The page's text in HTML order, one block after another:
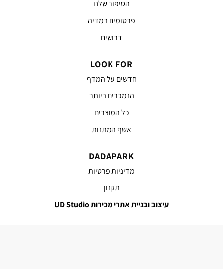
הסיפור שלנו
פרסומים במדיה
דרושים
LOOK FOR
חדשים על המדף
הנמכרים ביותר
כל המוצרים
אשף המתנות
DADAPARK
מדיניות פרטיות
תקנון
עיצוב ובניית אתרי מכירות UD Studio